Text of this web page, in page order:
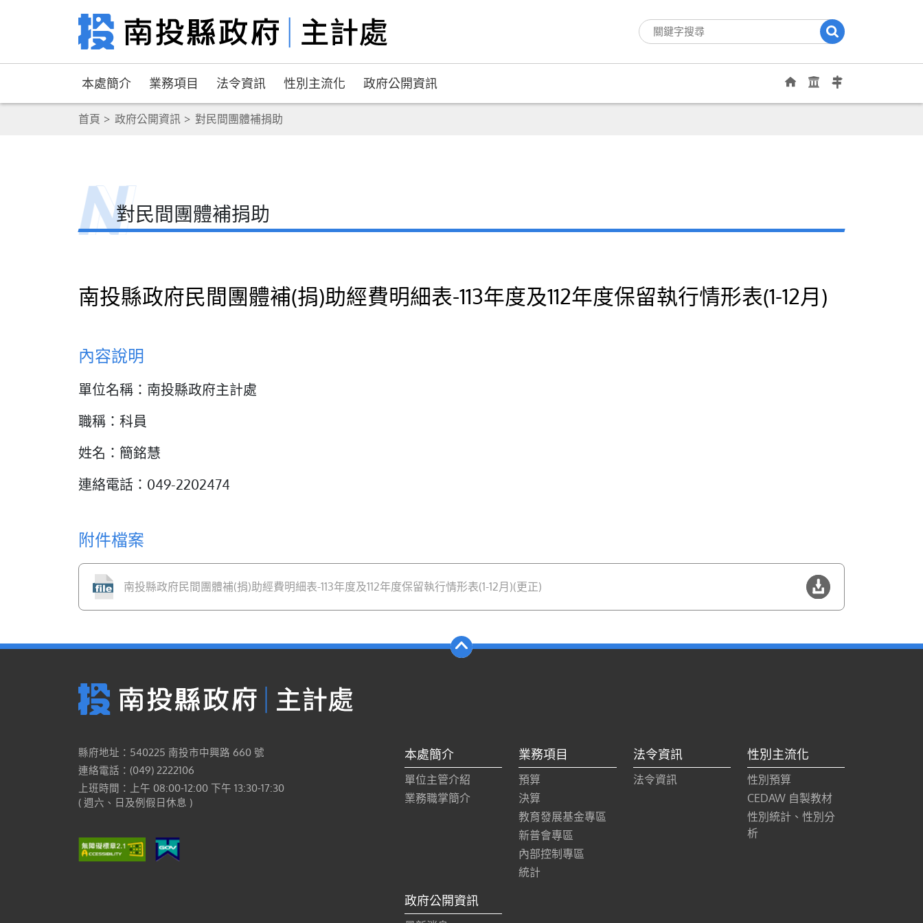
本處簡介 業務項目 法令資訊 性別主流化 政府公開資訊
首頁 政府公開資訊 對民間團體補捐助
對民間團體補捐助
南投縣政府民間團體補(捐)助經費明細表-113年度及112年度保留執行情形表(1-12月)
內容說明
單位名稱：南投縣政府主計處
職稱：科員
姓名：簡銘慧
連絡電話：049-2202474
附件檔案
南投縣政府民間團體補(捐)助經費明細表-113年度及112年度保留執行情形表(1-12月)(更正)
縣府地址：540225 南投市中興路 660 號
連絡電話：(049) 2222106
上班時間：上午 08:00-12:00 下午 13:30-17:30
( 週六、日及例假日休息 )
本處簡介
單位主管介紹
業務職掌簡介
業務項目
預算
決算
教育發展基金專區
新普會專區
內部控制專區
統計
法令資訊
法令資訊
性別主流化
性別預算
CEDAW 自製教材
性別統計、性別分
析
政府公開資訊